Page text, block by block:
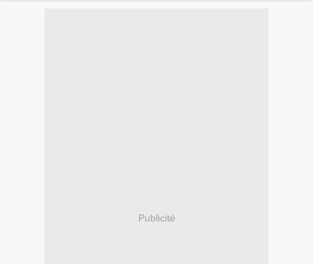
Publicité